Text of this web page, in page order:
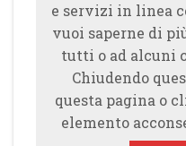
e servizi in linea
vuoi saperne di
tutti o ad alcuni
Chiudendo
questa pagina o
elemento